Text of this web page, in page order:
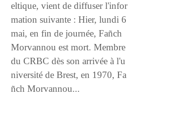
eltique, vient de diffuser l'infor
mation suivante : Hier, lundi 6
mai, en fin de journée, Fañch
Morvannou est mort. Membre
du CRBC dès son arrivée à l'u
niversité de Brest, en 1970, Fa
ñch Morvannou...